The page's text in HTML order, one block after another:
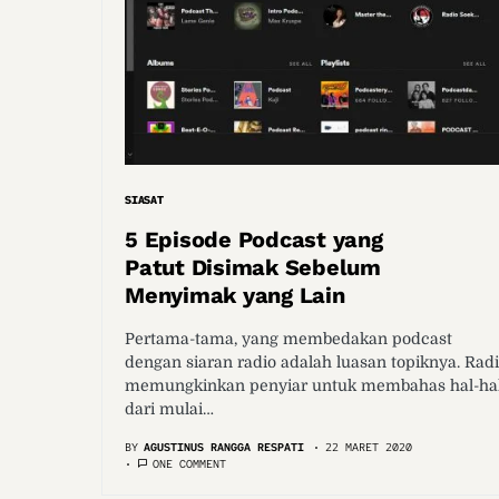
SIASAT
5 Episode Podcast yang
Patut Disimak Sebelum
Menyimak yang Lain
Pertama-tama, yang membedakan podcast
dengan siaran radio adalah luasan topiknya.
memungkinkan penyiar untuk membahas hal-
dari mulai…
BY AGUSTINUS RANGGA RESPATI
22 MARET 2020
ONE COMMENT